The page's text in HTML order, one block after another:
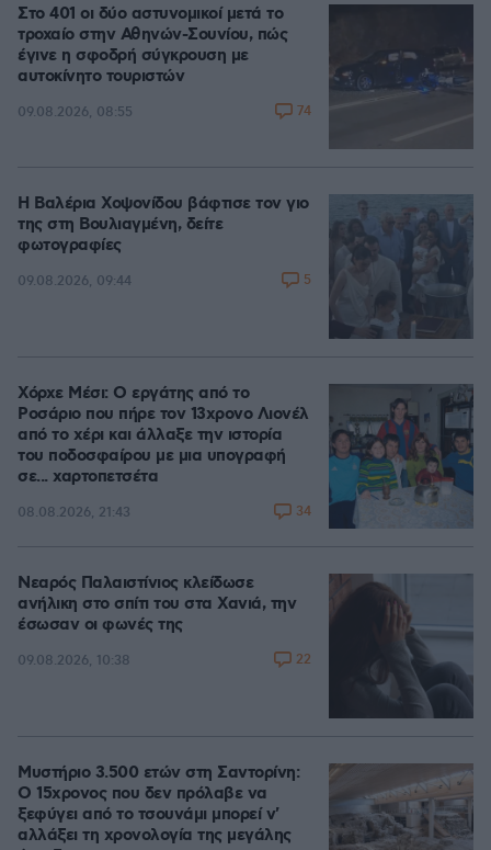
Στο 401 οι δύο αστυνομικοί μετά το
τροχαίο στην Αθηνών-Σουνίου, πώς
έγινε η σφοδρή σύγκρουση με
αυτοκίνητο τουριστών
09.08.2026, 08:55 74
Η Βαλέρια Χοψονίδου βάφτισε τον γιο
της στη Βουλιαγμένη, δείτε
φωτογραφίες
09.08.2026, 09:44 5
Χόρχε Μέσι: Ο εργάτης από το
Ροσάριο που πήρε τον 13χρονο Λιονέλ
από το χέρι και άλλαξε την ιστορία
του ποδοσφαίρου με μια υπογραφή
σε... χαρτοπετσέτα
08.08.2026, 21:43 34
Νεαρός Παλαιστίνιος κλείδωσε
ανήλικη στο σπίτι του στα Χανιά, την
έσωσαν οι φωνές της
09.08.2026, 10:38 22
Μυστήριο 3.500 ετών στη Σαντορίνη:
Ο 15χρονος που δεν πρόλαβε να
ξεφύγει από το τσουνάμι μπορεί ν'
αλλάξει τη χρονολογία της μεγάλης